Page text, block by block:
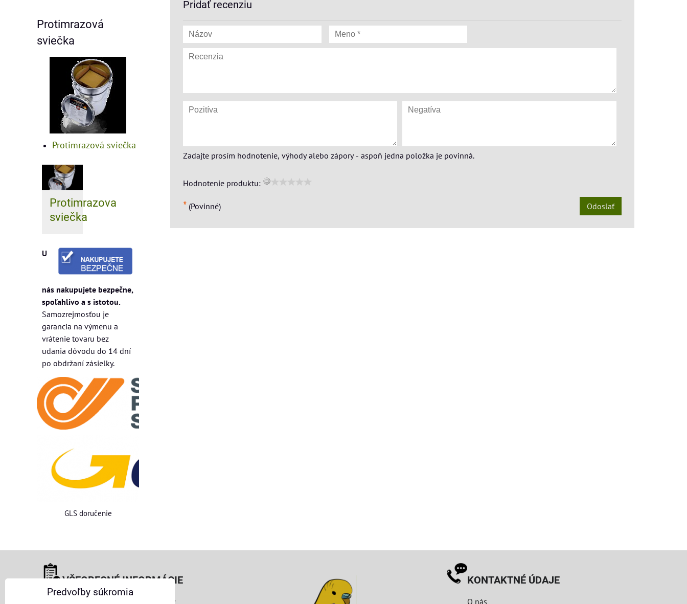
Pridať recenziu
Zadajte prosím hodnotenie, výhody alebo zápory - aspoň jedna položka je povinná.
Hodnotenie produktu:
* (Povinné) Odoslať
Protimrazová
sviečka
Protimrazová sviečka
Protimrazova
sviečka
U
nás nakupujete bezpečne,
spoľahlivo a s istotou.
Samozrejmosťou je
garancia na výmenu a
vrátenie tovaru bez
udania dôvodu do 14 dní
po obdržaní zásielky.
GLS doručenie
VŠEOBECNÉ INFORMÁCIE
Obchodné podmienky pre osoby
KONTAKTNÉ ÚDAJE
O nás
Predvoľby súkromia